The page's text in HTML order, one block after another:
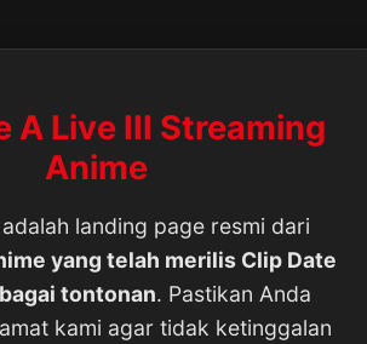
A Live III Streaming
Anime
landing page resmi dari
yang telah merilis Clip Date
tontonan. Pastikan Anda
kami agar tidak ketinggalan